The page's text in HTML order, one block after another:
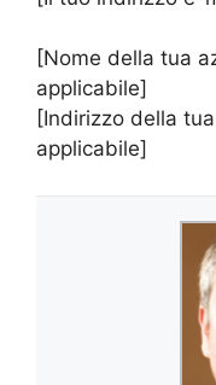
[Nome della tua
applicabile]
[Indirizzo della
applicabile]